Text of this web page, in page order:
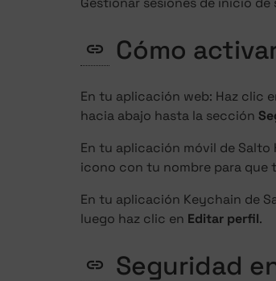
Cómo
En tu aplicación web: Haz clic
hacia abajo hasta la sección
En tu aplicación móvil de Salto
icono con tu nombre para que
En tu aplicación Keychain de
luego haz clic en Editar perfil.
Seguridad